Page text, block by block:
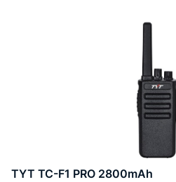
TYT TC-F1 PRO 2800mAh